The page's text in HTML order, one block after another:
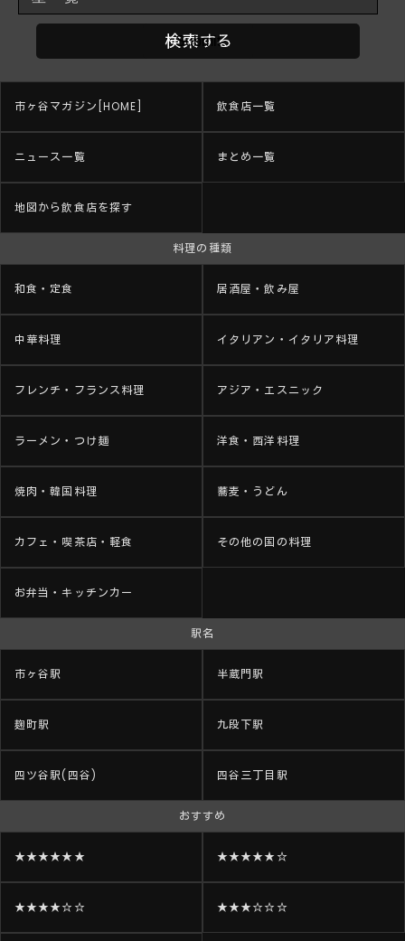
市ヶ谷マガジン[HOME] 飲食店一覧
ニュース一覧 まとめ一覧
地図から飲食店を探す
料理の種類
和食・定食 居酒屋・飲み屋
中華料理 イタリアン・イタリア料理
フレンチ・フランス料理 アジア・エスニック
ラーメン・つけ麺 洋食・西洋料理
焼肉・韓国料理 蕎麦・うどん
カフェ・喫茶店・軽食 その他の国の料理
お弁当・キッチンカー
駅名
市ヶ谷駅 半蔵門駅
麹町駅 九段下駅
四ツ谷駅(四谷) 四谷三丁目駅
おすすめ
★★★★★★ ★★★★★☆
★★★★☆☆ ★★★☆☆☆